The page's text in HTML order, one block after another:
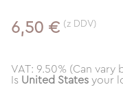
6,50 € (z DDV)
VAT: 9.50% (Can
Is United States your